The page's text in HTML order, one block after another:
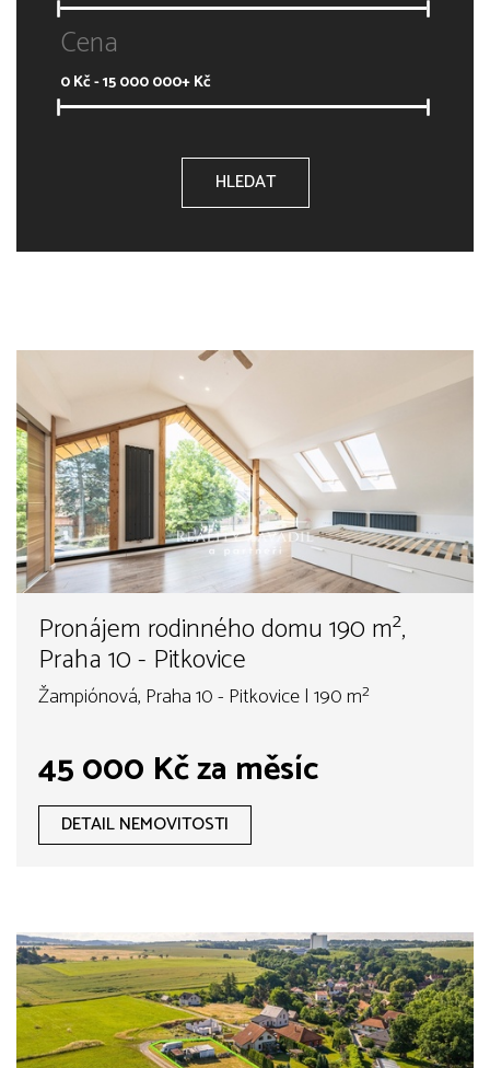
Cena
0Kč -15 000 000+Kč
HLEDAT
Pronájem rodinného domu 190 m²,
Praha 10 - Pitkovice
Žampiónová, Praha 10 - Pitkovice | 190 m²
45 000 Kč za měsíc
DETAIL NEMOVITOSTI